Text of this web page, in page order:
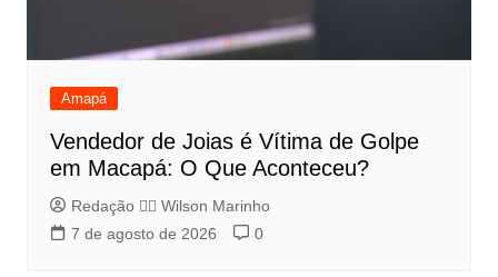
Amapá
Vendedor de Joias é Vítima de Golpe
em Macapá: O Que Aconteceu?
Redação 👨‍⚖️​ Wilson Marinho
7 de agosto de 2026
0